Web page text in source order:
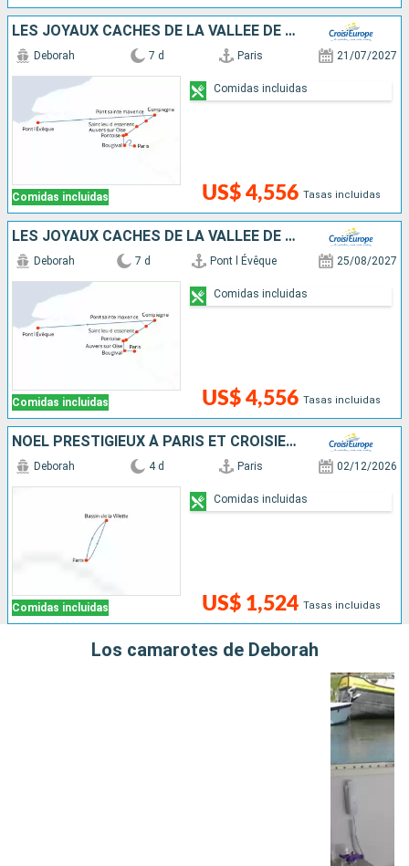
LES JOYAUX CACHÉS DE LA VALLÉE DE L'OISE, ENTRE DEMEURE HISTORIQUE ET SAVEURS LOCALES
Comidas incluidas
Deborah 7 d Paris 21/07/2027
US$ 4,556 Tasas incluidas
Comidas incluidas
LES JOYAUX CACHÉS DE LA VALLÉE DE L'OISE, ENTRE DEMEURE HISTORIQUE ET SAVEURS LOCALES
Comidas incluidas
Deborah 7 d Pont l Évêque 25/08/2027
US$ 4,556 Tasas incluidas
Comidas incluidas
NOËL PRESTIGIEUX À PARIS ET CROISIÈRE SUR LE CANAL SAINT-MARTIN
Comidas incluidas
Deborah 4 d Paris 02/12/2026
US$ 1,524 Tasas incluidas
Comidas incluidas
Los camarotes de Deborah